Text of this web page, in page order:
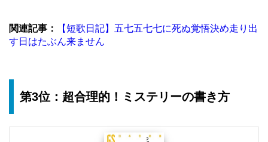
関連記事：
【短歌日記】五七五七七に死ぬ覚悟決め走り出
す日はたぶん来ません
第3位：超合理的！ミステリーの書き方